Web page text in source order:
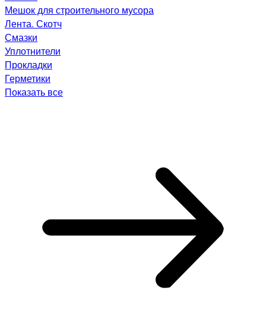
Мешок для строительного мусора
Лента. Скотч
Смазки
Уплотнители
Прокладки
Герметики
Показать все